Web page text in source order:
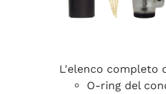
L'elenco completo
O-ring del